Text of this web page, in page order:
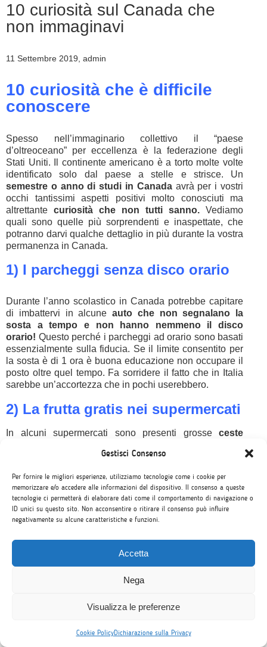
Gestisci Consenso
Per fornire le migliori esperienze, utilizziamo tecnologie come i cookie per
memorizzare e/o accedere alle informazioni del dispositivo. Il consenso a queste
tecnologie ci permetterà di elaborare dati come il comportamento di navigazione o
ID unici su questo sito. Non acconsentire o ritirare il consenso può influire
negativamente su alcune caratteristiche e funzioni.
Accetta
Nega
Visualizza le preferenze
Cookie PolicyDichiarazione sulla Privacy
10 curiosità sul Canada che
non immaginavi
11 Settembre 2019, admin
10 curiosità che è difficile
conoscere
Spesso nell’immaginario collettivo il “paese
d’oltreoceano” per eccellenza è la federazione degli
Stati Uniti. Il continente americano è a torto molte volte
identificato solo dal paese a stelle e strisce. Un
semestre o anno di studi in Canadaavrà per i vostri
occhi tantissimi aspetti positivi molto conosciuti ma
altrettante curiosità che non tutti sanno. Vediamo
quali sono quelle più sorprendenti e inaspettate, che
potranno darvi qualche dettaglio in più durante la vostra
permanenza in Canada.
1) I parcheggi senza disco orario
Durante l’anno scolastico in Canada potrebbe capitare
di imbattervi in alcune auto che non segnalano la
sosta a tempo e non hanno nemmeno il disco
orario! Questo perché i parcheggi ad orario sono basati
essenzialmente sulla fiducia. Se il limite consentito per
la sosta è di 1 ora è buona educazione non occupare il
posto oltre quel tempo. Fa sorridere il fatto che in Italia
sarebbe un’accortezza che in pochi userebbero.
2) La frutta gratis nei supermercati
In alcuni supermercati sono presenti grosse ceste
Questo dà l’opportunità ai genitori di far
alimentazione ai più piccoli. Un meccanismo che
funziona e che lascia i più piccoli assaporare sempre
frutta diversa.
3) Le monete che si illuminano al
buio